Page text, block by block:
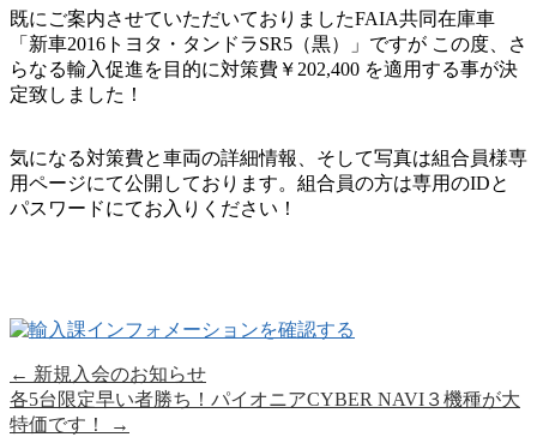
既にご案内させていただいておりましたFAIA共同在庫車
「新車2016トヨタ・タンドラSR5（黒）」ですが この度、さ
らなる輸入促進を目的に対策費￥202,400 を適用する事が決
定致しました！
気になる対策費と車両の詳細情報、そして写真は組合員様専
用ページにて公開しております。組合員の方は専用のIDと
パスワードにてお入りください！
← 新規入会のお知らせ
各5台限定早い者勝ち！パイオニアCYBER NAVI３機種が大
特価です！
→